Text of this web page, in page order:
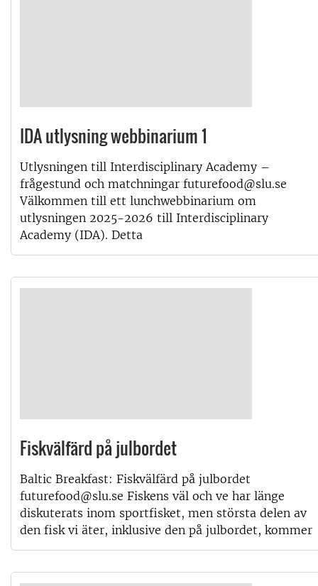
IDA utlysning webbinarium 1
Utlysningen till Interdisciplinary Academy –
frågestund och matchningar futurefood@slu.se
Välkommen till ett lunchwebbinarium om
utlysningen 2025-2026 till Interdisciplinary
Academy (IDA). Detta
Fiskvälfärd på julbordet
Baltic Breakfast: Fiskvälfärd på julbordet
futurefood@slu.se Fiskens väl och ve har länge
diskuterats inom sportfisket, men största delen av
den fisk vi äter, inklusive den på julbordet, kommer